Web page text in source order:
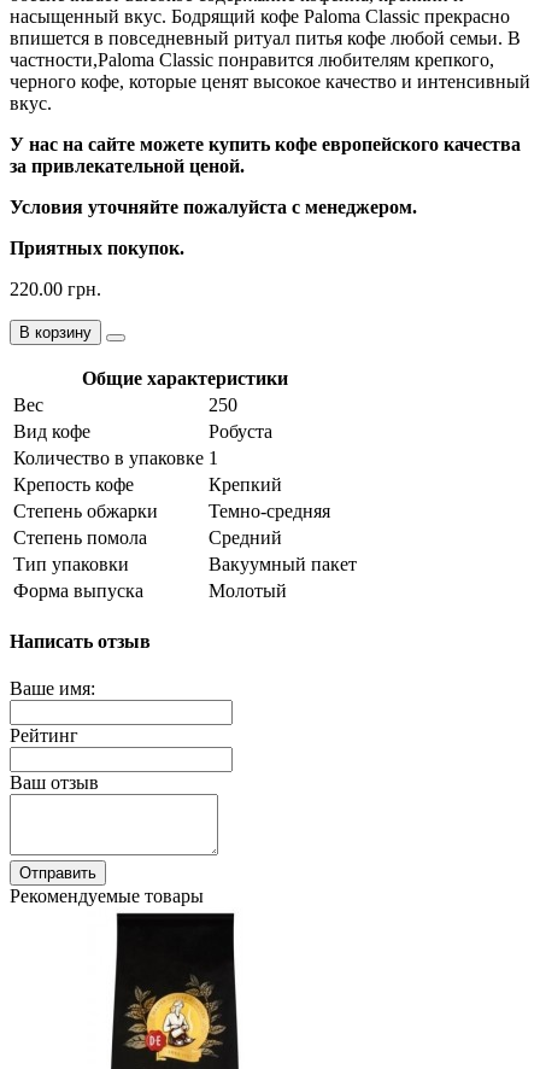
насыщенный вкус. Бодрящий кофе Paloma Classic прекрасно
впишется в повседневный ритуал питья кофе любой семьи. В
частности,Paloma Classic понравится любителям крепкого,
черного кофе, которые ценят высокое качество и интенсивный
вкус.
У нас на сайте можете купить кофе европейского качества
за привлекательной ценой.
Условия уточняйте пожалуйста с менеджером.
Приятных покупок.
220.00 грн.
В корзину
Общие характеристики
Вес
250
Вид кофе
Робуста
Количество в упаковке 1
Крепость кофе
Крепкий
Степень обжарки
Темно-средняя
Степень помола
Средний
Тип упаковки
Вакуумный пакет
Форма выпуска
Молотый
Написать отзыв
Ваше имя:
Рейтинг
Ваш отзыв
Отправить
Рекомендуемые товары